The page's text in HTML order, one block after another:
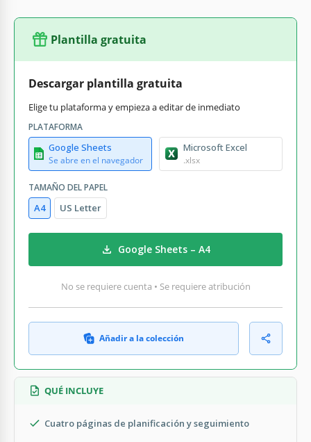
Plantilla gratuita
Descargar plantilla gratuita
Elige tu plataforma y empieza a editar de inmediato
PLATAFORMA
Google Sheets
Se abre en el navegador
Microsoft Excel
.xlsx
TAMAÑO DEL PAPEL
A4 US Letter
Google Sheets – A4
No se requiere cuenta • Se requiere atribución
Añadir a la colección
QUÉ INCLUYE
Cuatro páginas de planificación y seguimiento